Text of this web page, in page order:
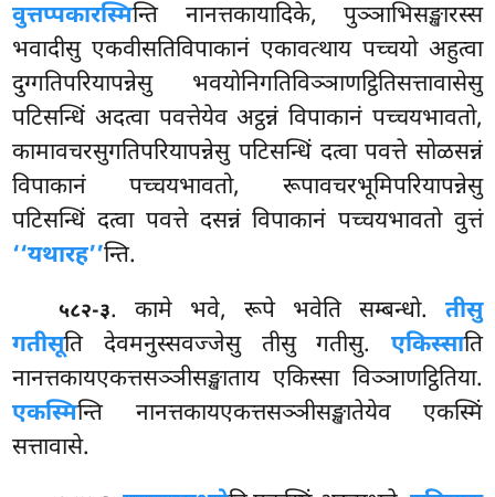
वुत्तप्पकारस्मिन्ति नानत्तकायादिके, पुञ्ञाभिसङ्खारस्स
भवादीसु एकवीसतिविपाकानं एकावत्थाय पच्चयो अहुत्वा
दुग्गतिपरियापन्नेसु भवयोनिगतिविञ्ञाणट्ठितिसत्तावासेसु
पटिसन्धिं अदत्वा पवत्तेयेव अट्ठन्नंविपाकानं पच्चयभावतो,
कामावचरसुगतिपरियापन्नेसु पटिसन्धिं दत्वा पवत्ते सोळसन्नं
विपाकानं पच्चयभावतो, रूपावचरभूमिपरियापन्नेसु
पटिसन्धिं दत्वा पवत्ते दसन्नं विपाकानं पच्चयभावतो वुत्तं
‘‘यथारह’’न्ति.
५८२-३. कामे भवे, रूपे भवेति सम्बन्धो. तीसु
गतीसूति देवमनुस्सवज्जेसु तीसु गतीसु. एकिस्साति
नानत्तकायएकत्तसञ्ञीसङ्खाताय एकिस्सा विञ्ञाणट्ठितिया.
एकस्मिन्ति नानत्तकायएकत्तसञ्ञीसङ्खातेयेव एकस्मिं
सत्तावासे.